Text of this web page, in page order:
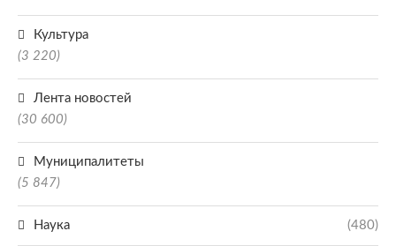
Культура
(3 220)
Лента новостей
(30 600)
Муниципалитеты
(5 847)
Наука (480)